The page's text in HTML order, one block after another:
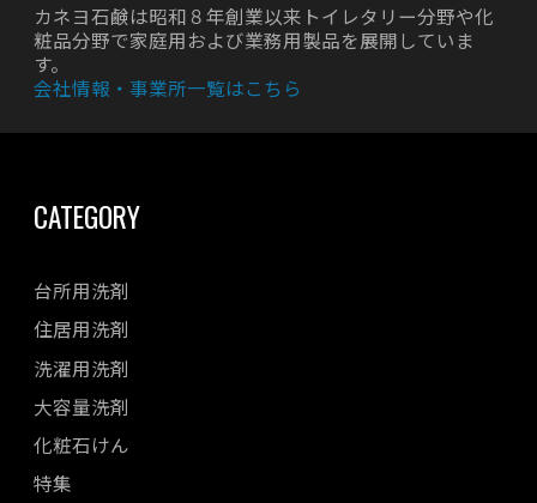
カネヨ石鹸は昭和８年創業以来トイレタリー分野や化
粧品分野で家庭用および業務用製品を展開していま
す。
会社情報・事業所一覧はこちら
CATEGORY
台所用洗剤
住居用洗剤
洗濯用洗剤
大容量洗剤
化粧石けん
特集